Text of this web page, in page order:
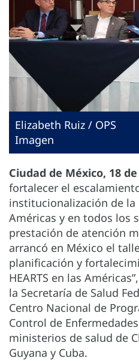
Elizabeth Ruiz / OPS
Imagen
Ciudad de México, 18
fortalecer el
institucionalización de la
Américas y en todos los
prestación de atención
arrancó en México el
planificación y
HEARTS en las
la Secretaría de Salud
Centro Nacional de
Control de Enfermedades
ministerios de salud de
Guyana y Cuba.